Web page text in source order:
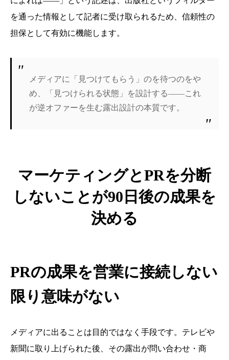
を通った情報として記者に受け取られるため、信頼性の
担保として有効に機能します。
メディアに「見つけてもらう」のを待つのをや
め、「見つけられる状態」を設計する——これ
が逆オファーを生む露出設計の本質です。
マーケティングとPRを分断
しないことが90日後の成果を
決める
PRの成果を営業に接続しない
限り意味がない
メディアに出ることは目的ではなく手段です。テレビや
新聞に取り上げられた後、その露出が問い合わせ・商